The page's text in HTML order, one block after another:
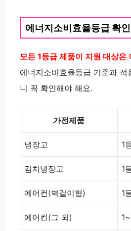
에너지소비효율등급 확인
모든 1등급 제품이 지원 대상은
에너지소비효율등급 기준과 적
니 꼭 확인해야 해요.
가전제품
냉장고 1
김치냉장고 1
에어컨(벽걸이형) 1
에어컨(그 외)